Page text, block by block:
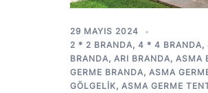
29 MAYIS 2024
2 * 2 BRANDA, 4 * 4 BRANDA,
BRANDA, ARI BRANDA, ASMA
GERME BRANDA, ASMA
GÖLGELIK, ASMA GERME